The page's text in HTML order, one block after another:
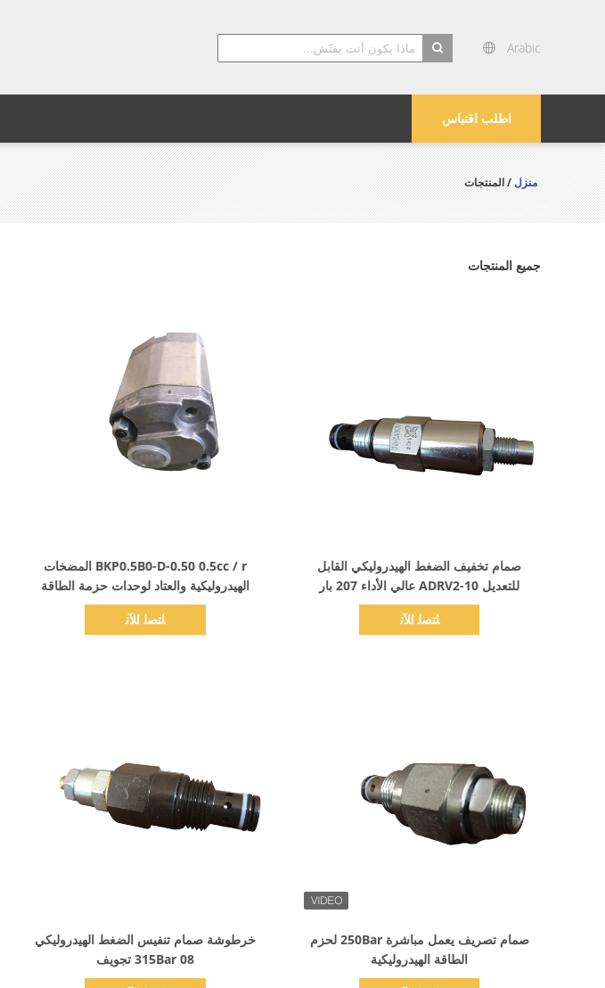
Arabic
اطلب اقتباس
منزل/ المنتجات
جميع المنتجات
BKP0.5B0-D-0.50 0.5cc / r المضخات
الهيدروليكية والعتاد لوحدات حزمة الطاقة
الهيدروليكية الصغيرة
ﺎﺘﺼﻟ ﺍﻶﻧ
صمام تخفيف الضغط الهيدروليكي القابل
للتعديل ADRV2-10 عالي الأداء 207 بار
ﺎﺘﺼﻟ ﺍﻶﻧ
خرطوشة صمام تنفيس الضغط الهيدروليكي
315Bar 08 تجويف
صمام تصريف يعمل مباشرة 250Bar لحزم
الطاقة الهيدروليكية